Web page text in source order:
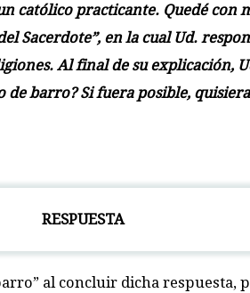
católico practicante. Quedé con
Sacerdote”, en la cual Ud.
Al final de su explicación,
barro? Si fuera posible,
RESPUESTA
al concluir dicha respuesta,